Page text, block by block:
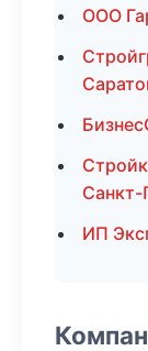
ООО
Санкт-
ИП